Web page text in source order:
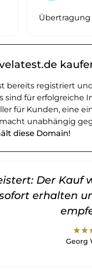
Übertragung
bereits registriert
sind für
für Kunden, eine
unabhängig
diese Domain!
Der Kauf
erhalten
starstar
Georg